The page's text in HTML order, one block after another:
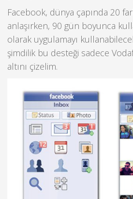
Facebook, dünya çapında 20
anlaşırken, 90 gün boyunca
olarak uygulamayı
şimdilik bu desteği sadece
altını çizelim.